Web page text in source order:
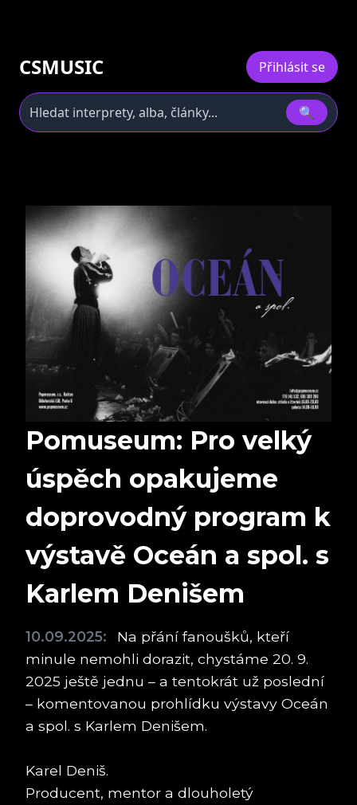
CSMUSIC Přihlásit se
🔍
Pomuseum: Pro velký
úspěch opakujeme
doprovodný program k
výstavě Oceán a spol. s
Karlem Denišem
10.09.2025:
Na přání fanoušků, kteří
minule nemohli dorazit, chystáme 20. 9.
2025 ještě jednu – a tentokrát už poslední
– komentovanou prohlídku výstavy Oceán
a spol. s Karlem Denišem.
Karel Deniš.
Producent, mentor a dlouholetý